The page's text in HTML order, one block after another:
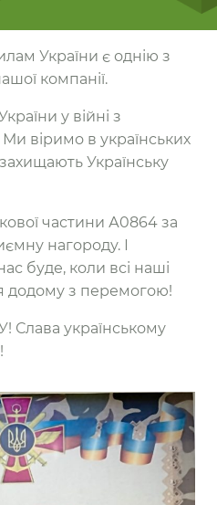
України є однію з
компанії.
у війні з
віримо в українських
Українську
частини А0864 за
нагороду. І
буде, коли всі наші
додому з перемогою!
Слава українському